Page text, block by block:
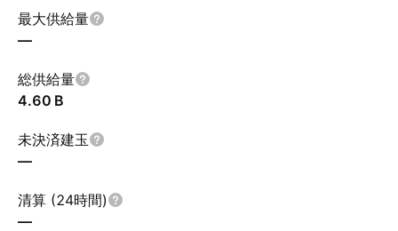
最大供給量
—
総供給量
‪4.60 B‬
未決済建玉
—
清算 (24時間)
—